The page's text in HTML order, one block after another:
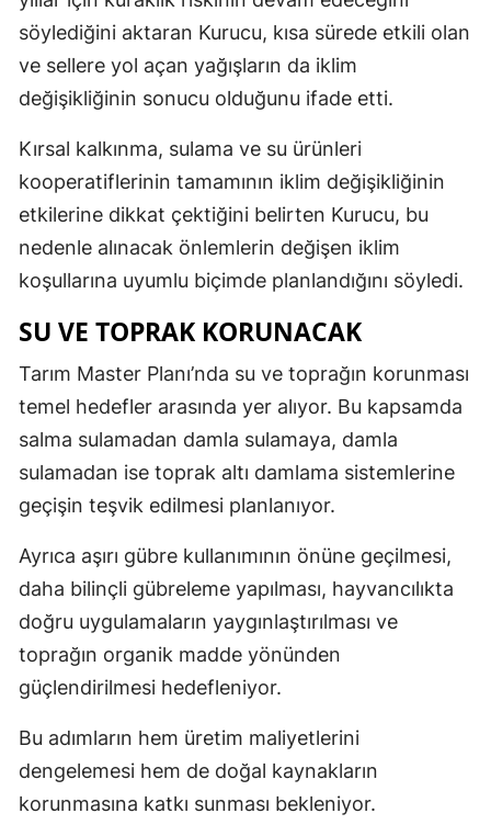
söylediğini aktaran Kurucu, kısa sürede etkili olan
ve sellere yol açan yağışların da iklim
değişikliğinin sonucu olduğunu ifade etti.
Kırsal kalkınma, sulama ve su ürünleri
kooperatiflerinin tamamının iklim değişikliğinin
etkilerine dikkat çektiğini belirten Kurucu, bu
nedenle alınacak önlemlerin değişen iklim
koşullarına uyumlu biçimde planlandığını söyledi.
SU VE TOPRAK KORUNACAK
Tarım Master Planı’nda su ve toprağın korunması
temel hedefler arasında yer alıyor. Bu kapsamda
salma sulamadan damla sulamaya, damla
sulamadan ise toprak altı damlama sistemlerine
geçişin teşvik edilmesi planlanıyor.
Ayrıca aşırı gübre kullanımının önüne geçilmesi,
daha bilinçli gübreleme yapılması, hayvancılıkta
doğru uygulamaların yaygınlaştırılması ve
toprağın organik madde yönünden
güçlendirilmesi hedefleniyor.
Bu adımların hem üretim maliyetlerini
dengelemesi hem de doğal kaynakların
korunmasına katkı sunması bekleniyor.